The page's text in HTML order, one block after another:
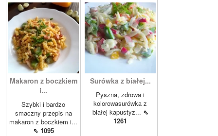
Makaron z boczkiem
i...
Szybki i bardzo
smaczny przepis na
makaron z boczkiem i...
⇖ 1095
Surówka z białej...
Pyszna, zdrowa i
kolorowasurówka z
białej kapustyz... ⇖
1261